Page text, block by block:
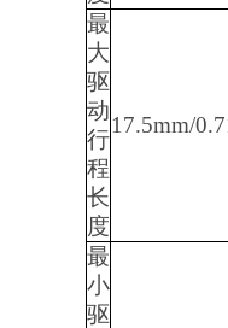
最
大
驱
动
行
程
长
度
17.5mm/
最
小
驱